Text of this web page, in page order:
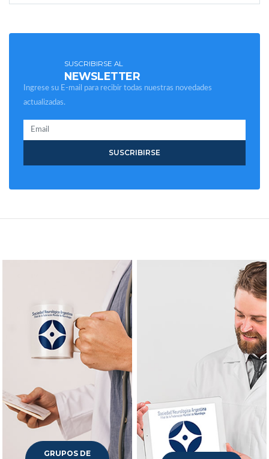
SUSCRIBIRSE AL
NEWSLETTER
Ingrese su E-mail para recibir todas nuestras novedades
actualizadas.
SUSCRIBIRSE
GRUPOS DE